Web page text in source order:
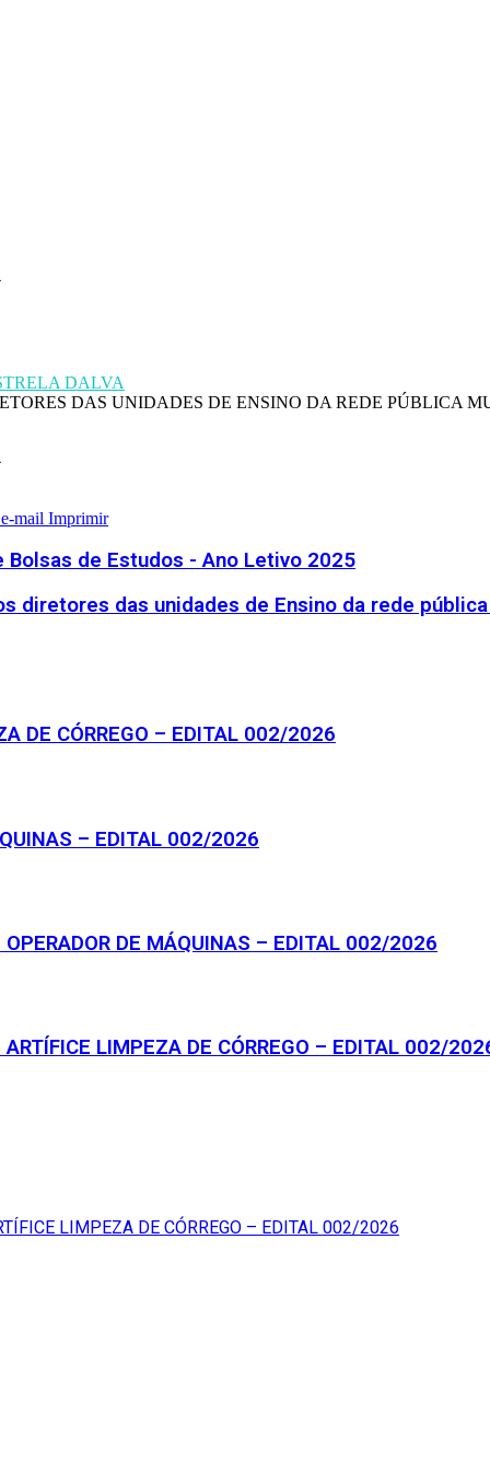
DALVA
DAS UNIDADES DE ENSINO DA REDE PÚBLICA
mail Imprimir
de Estudos - Ano Letivo 2025
diretores das unidades de Ensino da rede
DE CÓRREGO – EDITAL 002/2026
– EDITAL 002/2026
DE MÁQUINAS – EDITAL 002/2026
LIMPEZA DE CÓRREGO – EDITAL 002/
LIMPEZA DE CÓRREGO – EDITAL 002/2026